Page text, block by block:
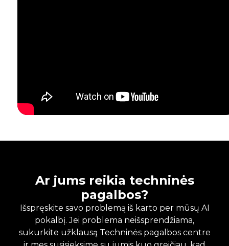
Ar jums reikia techninės
pagalbos?
Išspręskite savo problemą iš karto per mūsų AI
pokalbį. Jei problema neišsprendžiama,
sukurkite užklausą Techninės pagalbos centre